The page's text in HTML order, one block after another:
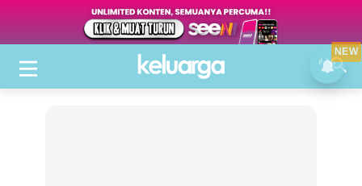
NEW